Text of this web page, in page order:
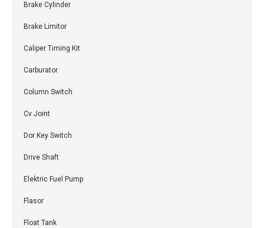
Brake Cylinder
Brake Limitor
Caliper Timing Kit
Carburator
Column Switch
Cv Joint
Dor Key Switch
Drive Shaft
Elektric Fuel Pump
Flasor
Float Tank